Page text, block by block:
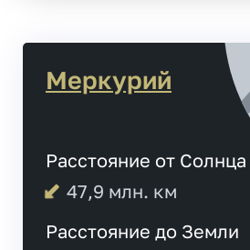
Меркурий
Расстояние от Солнца
47,9 млн. км
Расстояние до Земли